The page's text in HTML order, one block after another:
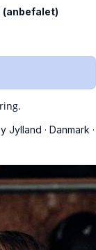
(anbefalet)
Jylland · Danmark ·